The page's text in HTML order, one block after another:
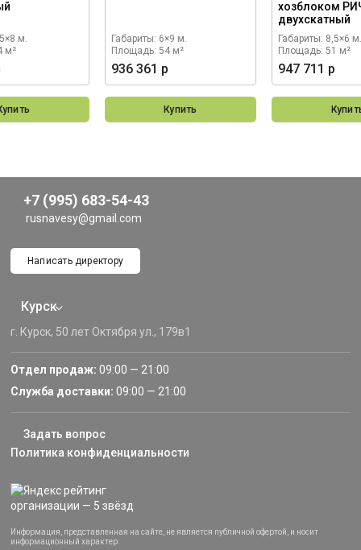
м.
м²
Габариты: 6×9 м.
Площадь: 54 м²
936 361 р
Купить
хозблоком
двухскатный
Габариты: 8,5×6
Площадь: 51 м²
947 711 р
+7 (995) 683-54-43
rusnavesy@gmail.com
Написать директору
Курск
г. Курск, 50 лет Октября ул., 179в1
Отдел продаж: 09:00 — 21:00
Служба доставки: 09:00 — 21:00
Задать вопрос
Политика конфиденциальности
Информация, представленная на сайте, не является публичной офертой, и носит
информационный характер.